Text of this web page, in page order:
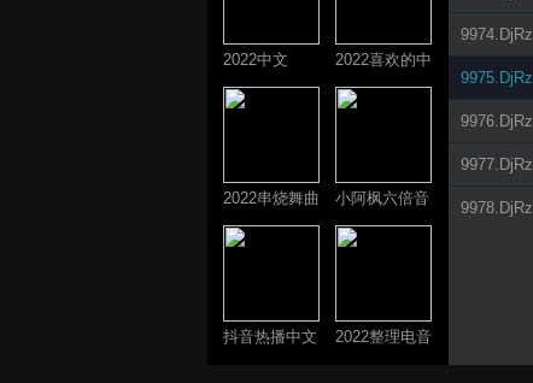
2022中文
ProgHouse歌
2022喜欢的中
文DJ舞曲
2022串烧舞曲
系列
小阿枫六倍音
质系列 车载
抖音热播中文
2022整理电音